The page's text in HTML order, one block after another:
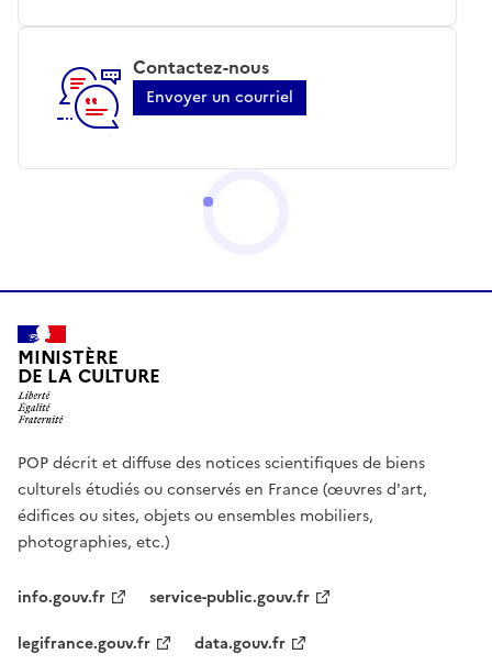
Contactez-nous
Envoyer un courriel
MINISTÈRE
DE LA CULTURE
POP décrit et diffuse des notices scientifiques de biens
culturels étudiés ou conservés en France (œuvres d'art,
édifices ou sites, objets ou ensembles mobiliers,
photographies, etc.)
info.gouv.fr
service-public.gouv.fr
legifrance.gouv.fr
data.gouv.fr